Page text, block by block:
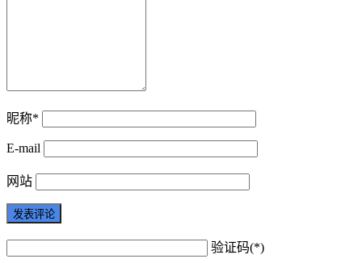
昵称*
E-mail
网站
验证码(*)